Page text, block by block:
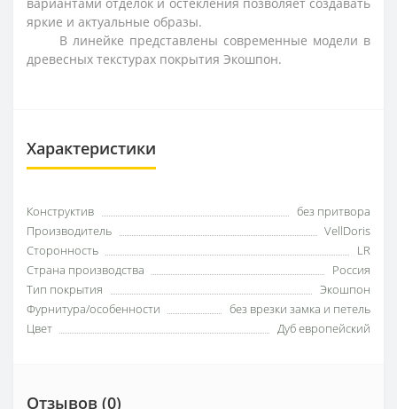
яркие и актуальные образы.
В линейке представлены современные модели в
древесных текстурах покрытия Экошпон.
Характеристики
Конструктив
без притвора
Производитель
VellDoris
Сторонность
LR
Страна производства
Россия
Тип покрытия
Экошпон
Фурнитура/особенности
без врезки замка и петель
Цвет
Дуб европейский
Отзывов (0)